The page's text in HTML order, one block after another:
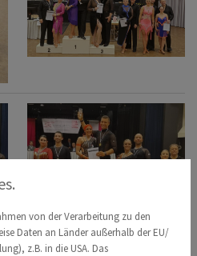
von der Verarbeitung zu den
Daten an Länder außerhalb der EU/
z.B. in die USA. Das